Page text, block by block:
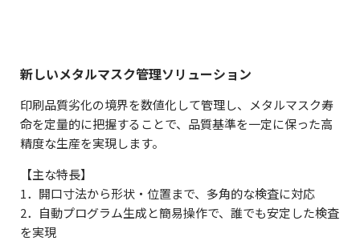
新しいメタルマスク管理ソリューション
印刷品質劣化の境界を数値化して管理し、メタルマスク寿
命を定量的に把握することで、品質基準を一定に保った高
精度な生産を実現します。
【主な特長】
1．開口寸法から形状・位置まで、多角的な検査に対応
2．自動プログラム生成と簡易操作で、誰でも安定した検査
を実現